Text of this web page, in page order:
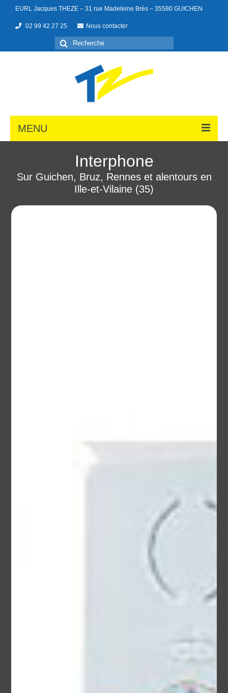
EURL Jacques THEZE – 31 rue Madeleine Brès – 35580 GUICHEN
02 99 42 27 25 Nous contacter
MENU
Portes de garage
Interphone
Sur Guichen, Bruz, Rennes et alentours en
Ille-et-Vilaine (35)